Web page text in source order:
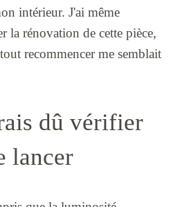
intérieur. J'ai même
la rénovation de cette pièce,
recommencer me semblait
dû vérifier
lancer